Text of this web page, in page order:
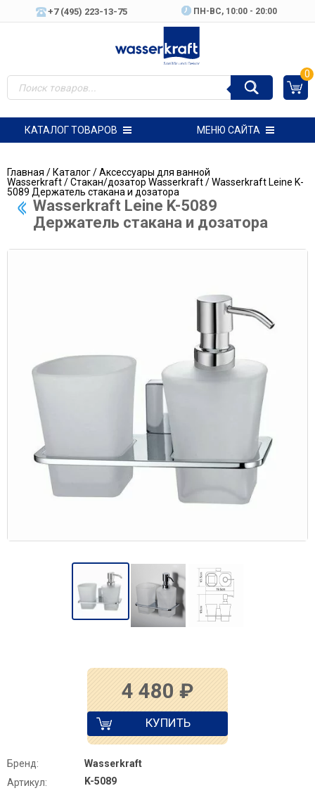
+7 (495) 223-13-75 ПН-ВC, 10:00 - 20:00
0
КАТАЛОГ ТОВАРОВ МЕНЮ САЙТА
Главная /Каталог/Аксессуары для ванной
Wasserkraft/Стакан/дозатор Wasserkraft/ Wasserkraft Leine K-
5089 Держатель стакана и дозатора
Wasserkraft Leine K-5089
Держатель стакана и дозатора
4 480 ₽
КУПИТЬ
Бренд:
Wasserkraft
Артикул:
K-5089